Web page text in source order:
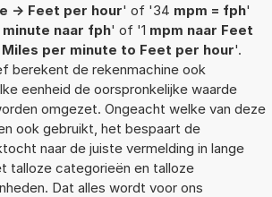
-> Feet per hour' of '34 mpm = fph'
naar fph' of '1 mpm naar Feet
Miles per minute to Feet per hour'.
berekent de rekenmachine ook
eenheid de oorspronkelijke waarde
omgezet. Ongeacht welke van deze
ook gebruikt, het bespaart de
naar de juiste vermelding in lange
talloze categorieën en talloze
Dat alles wordt voor ons